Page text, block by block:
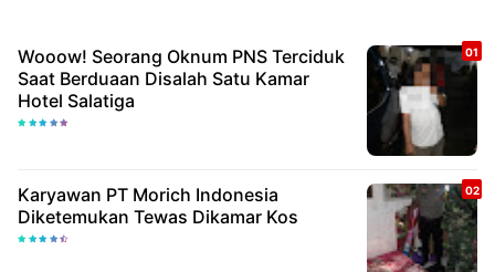
Wooow! Seorang Oknum PNS Terciduk
Saat Berduaan Disalah Satu Kamar
Hotel Salatiga
Karyawan PT Morich Indonesia
Diketemukan Tewas Dikamar Kos